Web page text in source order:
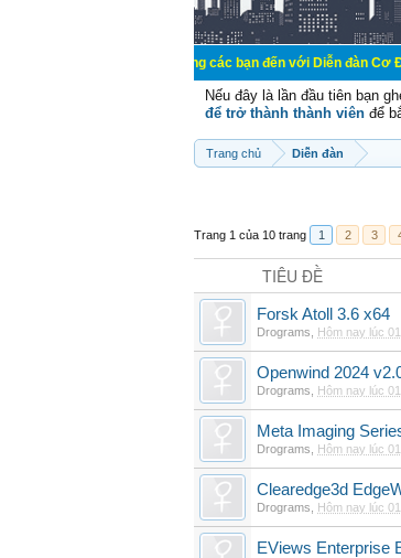
Chào mừng các bạn đến với Diễn đàn Cơ Điện -
Nếu đây là lần đầu tiên bạn
để trở thành thành viên để
Trang chủ Diễn đàn
Trang 1 của 10 trang 1 2 3
TIÊU ĐỀ
Forsk Atoll 3.6 x64
Drograms Hôm nay lúc
Openwind 2024
Drograms Hôm nay lúc
Meta Imaging
Drograms Hôm nay lúc
Clearedge3d
Drograms Hôm nay lúc
EViews Enterprise